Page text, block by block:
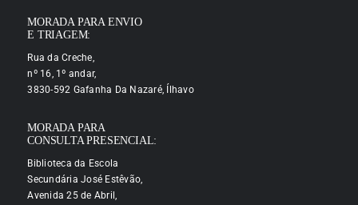
MORADA PARA ENVIO
E TRIAGEM:
Rua da Creche,
nº 16, 1º andar,
3830-592 Gafanha Da Nazaré, Ílhavo
MORADA PARA
CONSULTA PRESENCIAL:
Biblioteca da Escola
Secundária José Estêvão,
Avenida 25 de Abril,